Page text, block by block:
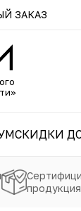
ЗАКАЗ
СКИДКИ
продукция